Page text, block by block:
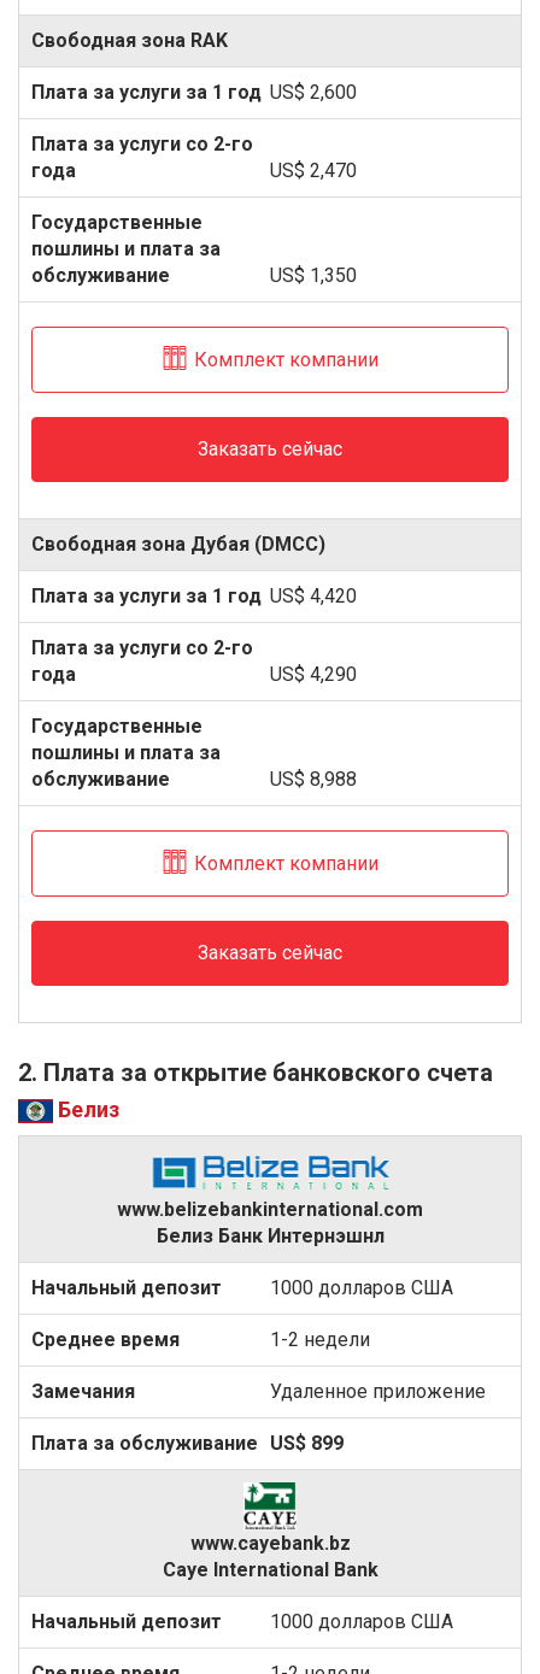
Свободная зона RAK
US$ 2,600
US$ 2,470
US$ 1,350
Комплект компании
Заказать сейчас
Свободная зона Дубая (DMCC)
US$ 4,420
US$ 4,290
US$ 8,988
Комплект компании
Заказать сейчас
2. Плата за открытие банковского счета
Белиз
www.belizebankinternational.com
Белиз Банк Интернэшнл
1000 долларов США
1-2 недели
Удаленное приложение
US$ 899
www.cayebank.bz
Caye International Bank
1000 долларов США